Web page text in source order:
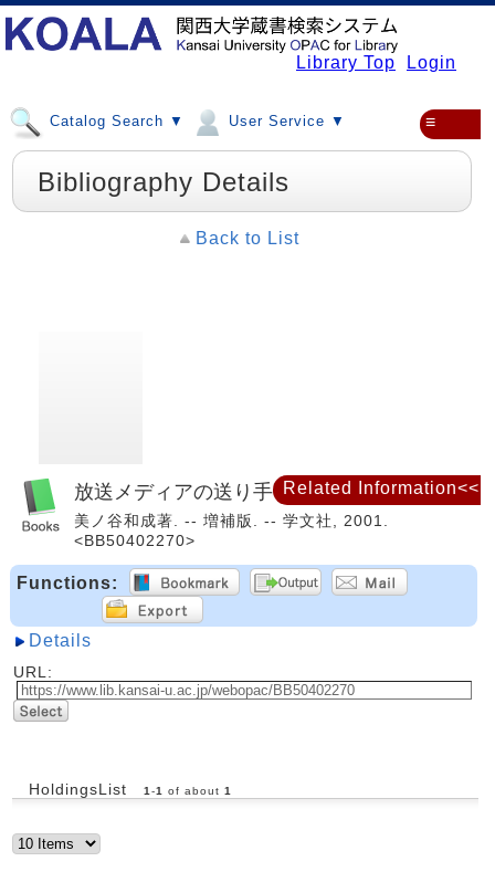
Library Top Login
Catalog Search ▼ User Service ▼ ≡
Bibliography Details
Back to List
放送メディアの送り手研究
美ノ谷和成著. -- 増補版. -- 学文社, 2001.
<BB50402270>
Functions:
Details
URL:
HoldingsList 1 -1 of about 1
Related Information<<